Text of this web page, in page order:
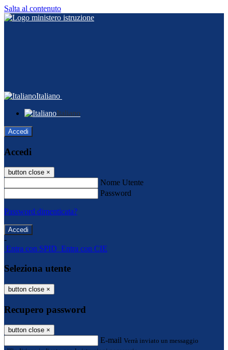
Salta al contenuto
Italiano
Italiano
Accedi
Accedi
button close ×
Nome Utente
Password
Password dimenticata?
-
Entra con SPID Entra con CIE
Seleziona utente
button close ×
Recupero password
button close ×
E-mail Verrà inviato un messaggio